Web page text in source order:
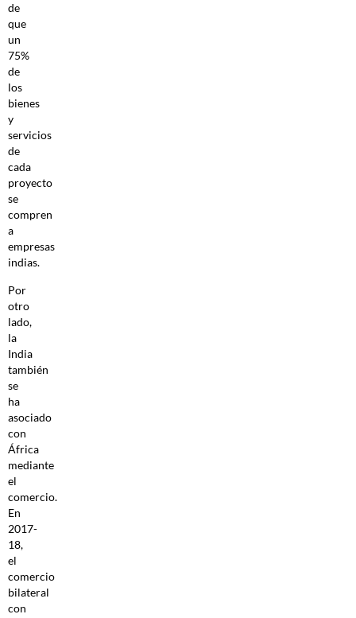
de
que
un
75%
de
los
bienes
y
servicios
de
cada
proyecto
se
compren
a
empresas
indias.
Por
otro
lado,
la
India
también
se
ha
asociado
con
África
mediante
el
comercio.
En
2017-
18,
el
comercio
bilateral
con